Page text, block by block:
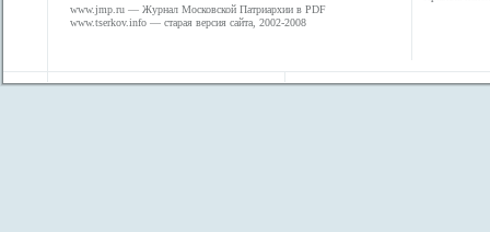
www.jmp.ru — Журнал Московской Патриархии в PDF
www.tserkov.info — старая версия сайта, 2002-2008